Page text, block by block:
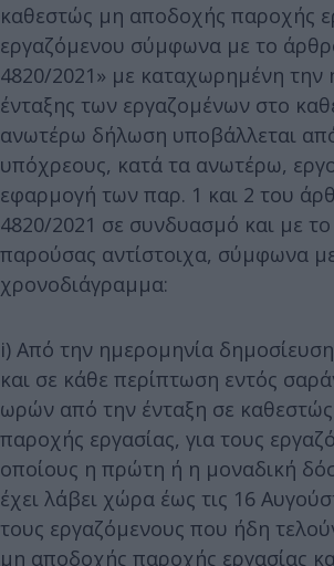
καθεστώς μη αποδοχής παροχής
εργαζόμενου σύμφωνα με το
4820/2021» με καταχωρημένη την
ένταξης των εργαζομένων στο
ανωτέρω δήλωση υποβάλλεται
υπόχρεους, κατά τα ανωτέρω,
εφαρμογή των παρ. 1 και 2 του
4820/2021 σε συνδυασμό και με
παρούσας αντίστοιχα, σύμφωνα
χρονοδιάγραμμα:
i) Από την ημερομηνία
και σε κάθε περίπτωση εντός
ωρών από την ένταξη σε
παροχής εργασίας, για τους
οποίους η πρώτη ή η μοναδική
έχει λάβει χώρα έως τις 16
τους εργαζόμενους που ήδη
μη αποδοχής παροχής εργασίας